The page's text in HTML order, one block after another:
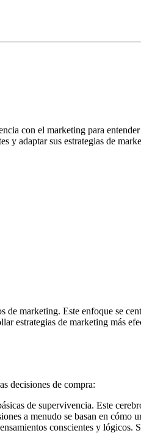
con el marketing para
y adaptar sus estrategias de
de marketing. Este enfoque se
estrategias de marketing más
decisiones de compra:
de supervivencia. Este
a menudo se basan en cómo
conscientes y